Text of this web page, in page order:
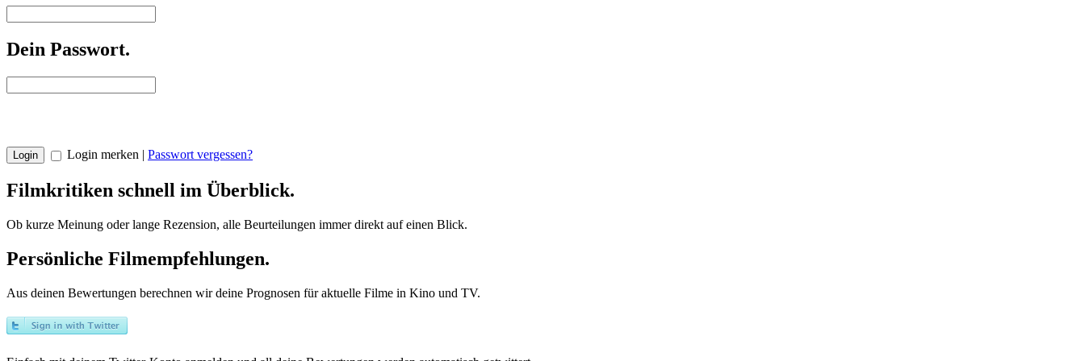
Dein Passwort.
Login merken | Passwort vergessen?
Filmkritiken schnell im Überblick.
Ob kurze Meinung oder lange Rezension, alle Beurteilungen immer direkt auf einen Blick.
Persönliche Filmempfehlungen.
Aus deinen Bewertungen berechnen wir deine Prognosen für aktuelle Filme in Kino und TV.